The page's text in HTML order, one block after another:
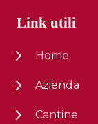
Link utili
Home
Azienda
Cantine